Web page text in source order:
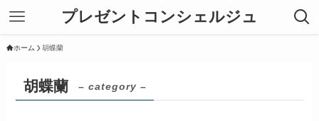
プレゼントコンシェルジュ
ホーム 胡蝶蘭
胡蝶蘭 – category –